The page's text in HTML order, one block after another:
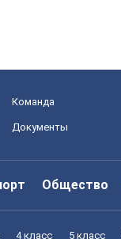
Команда
Документы
Общество
4 класс 5 класс